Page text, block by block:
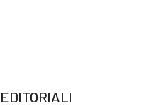
EDITORIALI